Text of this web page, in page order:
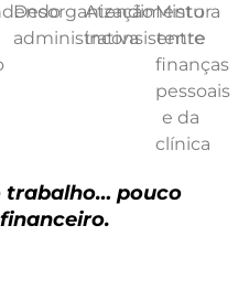
Desorganização
administrativa
Atendimento
inconsistente
Mistura
entre
finanças
pessoais
e da
clínica
trabalho… pouco